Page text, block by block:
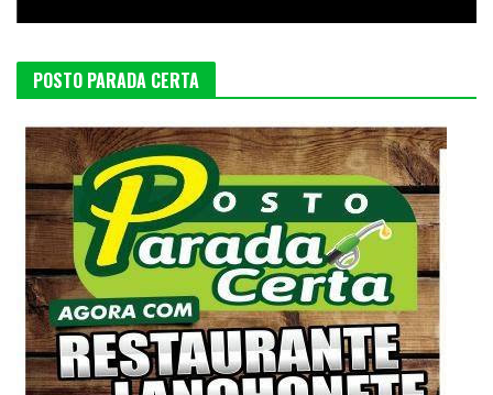
POSTO PARADA CERTA